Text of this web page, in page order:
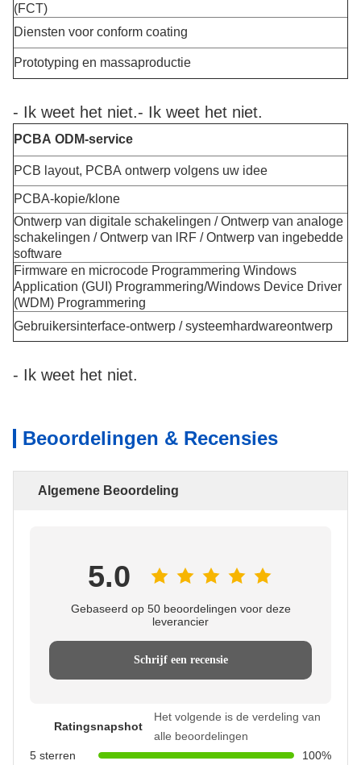
(FCT)
Diensten voor conform coating
Prototyping en massaproductie
- Ik weet het niet.- Ik weet het niet.
PCBA ODM-service
PCB layout, PCBA ontwerp volgens uw idee
PCBA-kopie/klone
Ontwerp van digitale schakelingen / Ontwerp van analoge
schakelingen / Ontwerp van lRF / Ontwerp van ingebedde
software
Firmware en microcode Programmering Windows
Application (GUI) Programmering/Windows Device Driver
(WDM) Programmering
Gebruikersinterface-ontwerp / systeemhardwareontwerp
- Ik weet het niet.
Beoordelingen & Recensies
Algemene Beoordeling
5.0
Gebaseerd op 50 beoordelingen voor deze
leverancier
Schrijf een recensie
Ratingsnapshot
Het volgende is de verdeling van
alle beoordelingen
5 sterren
100%